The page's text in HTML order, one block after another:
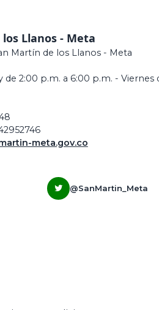
Llanos - Meta
Martín de los Llanos - Meta
de 2:00 p.m. a 6:00 p.m. - Viernes
meta.gov.co
@SanMartin_Meta